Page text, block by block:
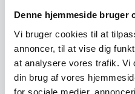
Denne hjemmeside bruger
Vi bruger cookies til at
annoncer, til at vise dig
at analysere vores trafik. Vi
din brug af vores
for sociale medier,
Relaterede